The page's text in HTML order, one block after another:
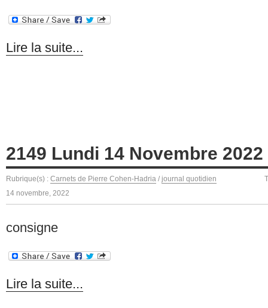
Lire la suite...
2149 Lundi 14 Novembre 2022
Rubrique(s) : Carnets de Pierre Cohen-Hadria / journal quotidien
14 novembre, 2022
consigne
Lire la suite...